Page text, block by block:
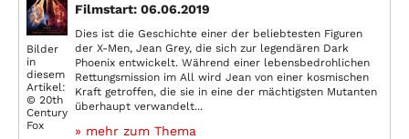
Bilder
in
diesem
Artikel:
© 20th
Century
Fox
Filmstart: 06.06.2019
Dies ist die Geschichte einer der beliebtesten Figuren
der X-Men, Jean Grey, die sich zur legendären Dark
Phoenix entwickelt. Während einer lebensbedrohlichen
Rettungsmission im All wird Jean von einer kosmischen
Kraft getroffen, die sie in eine der mächtigsten Mutanten
überhaupt verwandelt...
» mehr zum Thema